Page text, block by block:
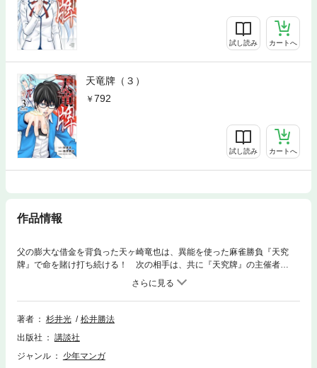
試し読み カートへ
天竜牌（３）
792
試し読み カートへ
作品情報
父の膨大な借金を背負った天ヶ崎竜也は、異能を使った麻雀勝負『天究
牌』で命を賭け打ち続ける！ 次の相手は、共に『天究牌』の主催者
『天』に抗うと約束した美名坂姉妹！ 誰も命をおとさないようにと願う
竜也だったが、美名坂姉妹は竜也のパートナー・紅音を狙い打つ！ 美名
坂姉妹の強力なタッグ攻撃をしのぎ、竜也は紅音の命を救えるのか！？
著者
杉井光
松井勝法
出版社
講談社
ジャンル
少年マンガ